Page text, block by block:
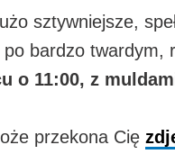
sztywniejsze,
bardzo twardym,
o 11:00, z
przekona Cię